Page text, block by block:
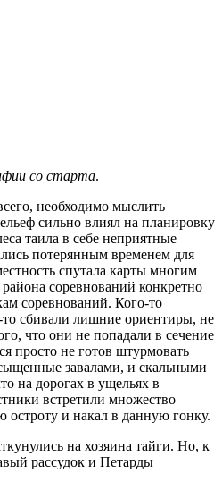
со старта.
необходимо мыслить
сильно влиял на планировку
таила в себе неприятные
потерянным временем для
спутала карты многим
соревнований конкретно
соревнований. Кого-то
сбивали лишние ориентиры, не
что они не попадали в сечение
просто не готов штурмовать
завалами, и скальными
на дорогах в ущельях в
встретили множество
остроту и накал в данную гонку.
на хозяина тайги. Но, к
рассудок и Петарды